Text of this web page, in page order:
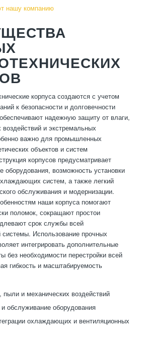
нашу компанию
корпуса создаются с учетом
к безопасности и долговечности
надежную защиту от влаги,
и экстремальных
важно для промышленных
объектов и систем
корпусов предусматривает
оборудования, возможность установки
систем, а также легкий
обслуживания и модернизации.
наши корпуса помогают
поломок, сокращают простои
срок службы всей
системы. Использование прочных
интегрировать дополнительные
без необходимости перестройки всей
гибкость и масштабируемость
пыли и механических воздействий
обслуживание оборудования
охлаждающих и вентиляционных